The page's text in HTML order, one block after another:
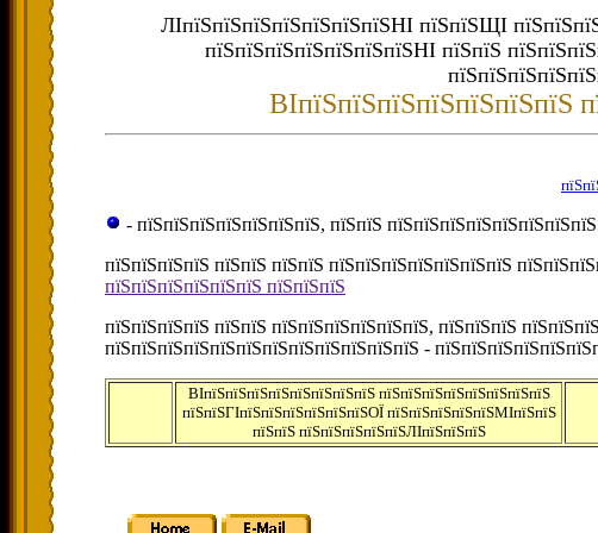
ЛІпїЅпїЅпїЅпїЅпїЅпїЅпїЅНІ пїЅпїЅЩІ
пїЅпїЅпїЅпїЅпїЅпїЅпїЅНІ пїЅпїЅ
ВІпїЅпїЅпїЅпїЅпїЅпїЅпїЅ
- пїЅпїЅпїЅпїЅпїЅпїЅпїЅ, пїЅпїЅ
пїЅпїЅпїЅпїЅ пїЅпїЅ пїЅпїЅ пїЅпїЅпїЅпїЅпїЅпїЅпїЅ
пїЅпїЅпїЅпїЅпїЅпїЅ пїЅпїЅпїЅ
пїЅпїЅпїЅпїЅ пїЅпїЅ пїЅпїЅпїЅпїЅпїЅпїЅ, пїЅпїЅпїЅ
пїЅпїЅпїЅпїЅпїЅпїЅпїЅпїЅпїЅпїЅпїЅпїЅ -
ВІпїЅпїЅпїЅпїЅпїЅпїЅпїЅпїЅ пїЅпїЅпїЅпїЅпїЅпїЅпїЅпїЅ
пїЅпїЅГІпїЅпїЅпїЅпїЅпїЅпїЅОЇ пїЅпїЅпїЅпїЅпїЅМІпїЅпїЅ
пїЅпїЅ пїЅпїЅпїЅпїЅпїЅЛІпїЅпїЅпїЅ